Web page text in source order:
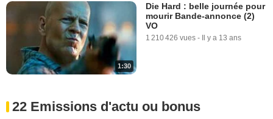
1:30
Die Hard : belle journée pour
mourir Bande-annonce (2)
VO
1 210 426 vues - Il y a 13 ans
22 Emissions d'actu ou bonus